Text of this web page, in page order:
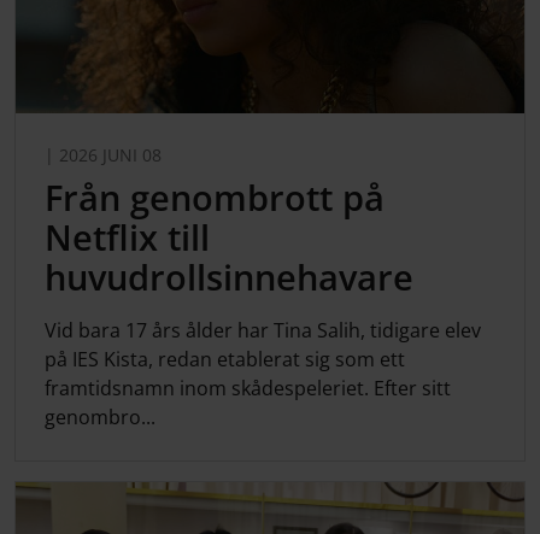
| 2026 JUNI 08
Från genombrott på
Netflix till
huvudrollsinnehavare
Vid bara 17 års ålder har Tina Salih, tidigare elev
på IES Kista, redan etablerat sig som ett
framtidsnamn inom skådespeleriet. Efter sitt
genombro...